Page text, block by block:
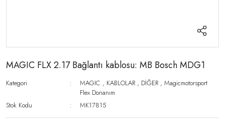
MAGIC FLX 2.17 Bağlantı kablosu: MB Bosch MDG1
Kategori MAGIC , KABLOLAR , DİĞER ,Magicmotorsport
Flex Donanım
Stok Kodu
MK17815